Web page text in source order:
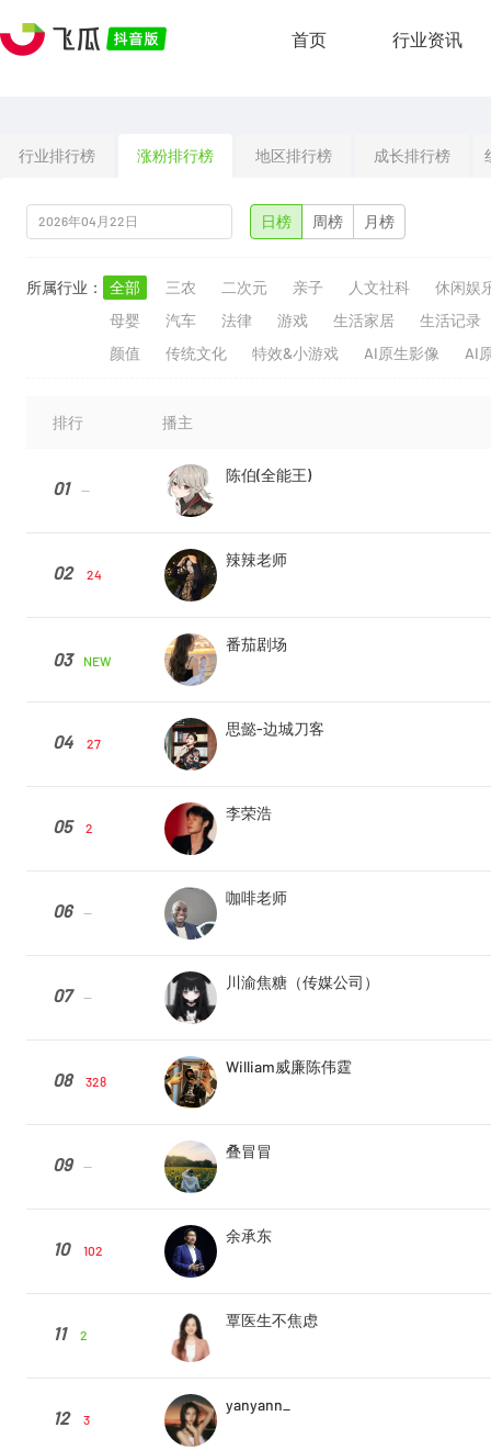
首页 行业资讯
行业排行榜 涨粉排行榜 地区排行榜 成长排行榜
日榜 周榜 月榜
所属行业： 全部 三农 二次元 亲子 人文社科
休闲娱
母婴
汽车 法律 游戏 生活家居
生活记录
颜值
传统文化 特效&小游戏 AI原生影像 AI
排行 播主
01 --
陈伯(全能王)
02 24
辣辣老师
03 NEW
番茄剧场
04 27
思懿-边城刀客
05 2
李荣浩
06 --
咖啡老师
07 --
川渝焦糖（传媒公司）
08 328
William威廉陈伟霆
09 --
叠冒冒
10 102
余承东
11 2
覃医生不焦虑
12 3
yanyann_